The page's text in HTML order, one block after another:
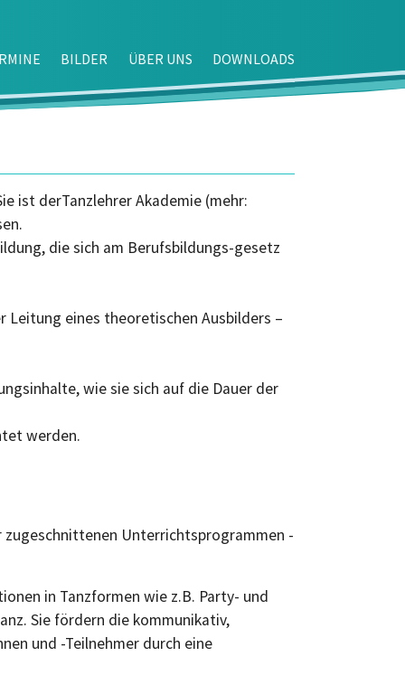
BILDER ÜBER UNS DOWNLOADS
ist derTanzlehrer Akademie (mehr:
die sich am Berufsbildungs-gesetz
eines theoretischen Ausbilders –
wie sie sich auf die Dauer der
werden.
zugeschnittenen Unterrichtsprogrammen -
in Tanzformen wie z.B. Party- und
Sie fördern die kommunikativ,
und -Teilnehmer durch eine